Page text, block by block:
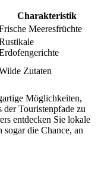
Charakteristik
Meeresfrüchte
Zutaten
Möglichkeiten,
der Touristenpfade zu
entdecken Sie lokale
sogar die Chance, an